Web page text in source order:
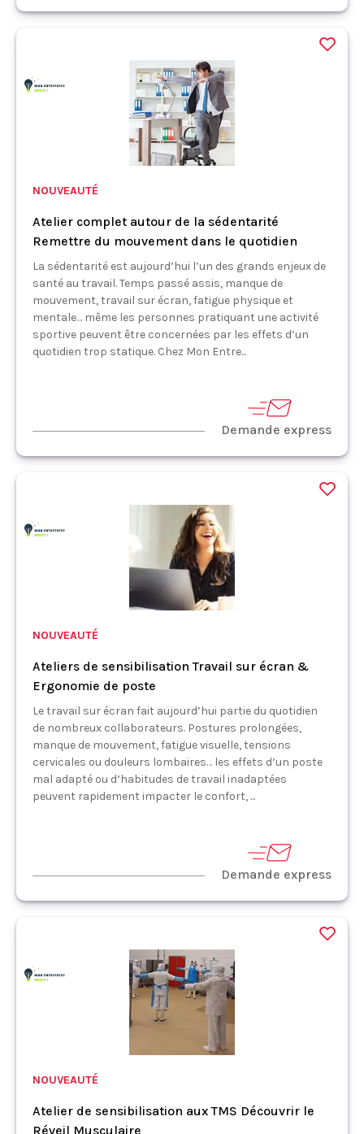
NOUVEAUTÉ
Atelier complet autour de la sédentarité
Remettre du mouvement dans le quotidien
La sédentarité est aujourd’hui l’un des grands enjeux de
santé au travail. Temps passé assis, manque de
mouvement, travail sur écran, fatigue physique et
mentale… même les personnes pratiquant une activité
sportive peuvent être concernées par les effets d’un
quotidien trop statique. Chez Mon Entre...
Demande express
NOUVEAUTÉ
Ateliers de sensibilisation Travail sur écran &
Ergonomie de poste
Le travail sur écran fait aujourd’hui partie du quotidien
de nombreux collaborateurs. Postures prolongées,
manque de mouvement, fatigue visuelle, tensions
cervicales ou douleurs lombaires… les effets d’un poste
mal adapté ou d’habitudes de travail inadaptées
peuvent rapidement impacter le confort, ...
Demande express
NOUVEAUTÉ
Atelier de sensibilisation aux TMS Découvrir le
Réveil Musculaire